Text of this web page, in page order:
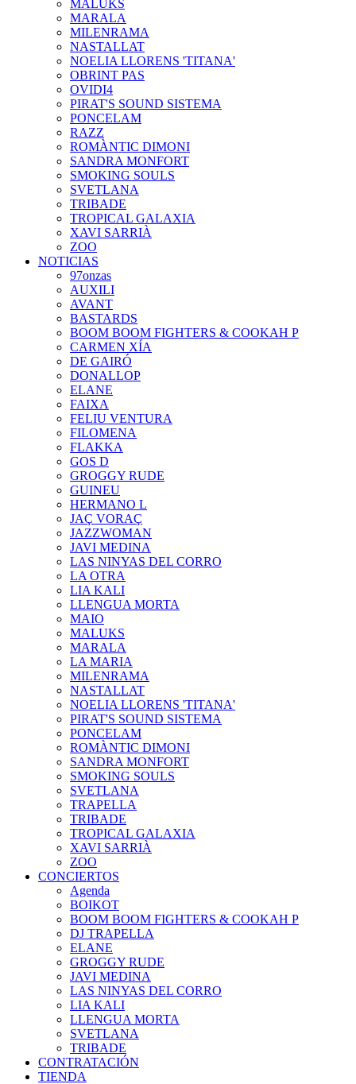
MALUKS
MARALA
MILENRAMA
NASTALLAT
NOELIA LLORENS 'TITANA'
OBRINT PAS
OVIDI4
PIRAT'S SOUND SISTEMA
PONCELAM
RAZZ
ROMÀNTIC DIMONI
SANDRA MONFORT
SMOKING SOULS
SVETLANA
TRIBADE
TROPICAL GALAXIA
XAVI SARRIÀ
ZOO
NOTICIAS
97onzas
AUXILI
AVANT
BASTARDS
BOOM BOOM FIGHTERS & COOKAH P
CARMEN XÍA
DE GAIRÓ
DONALLOP
ELANE
FAIXA
FELIU VENTURA
FILOMENA
FLAKKA
GOS D
GROGGY RUDE
GUINEU
HERMANO L
JAÇ VORAÇ
JAZZWOMAN
JAVI MEDINA
LAS NINYAS DEL CORRO
LA OTRA
LIA KALI
LLENGUA MORTA
MAIO
MALUKS
MARALA
LA MARIA
MILENRAMA
NASTALLAT
NOELIA LLORENS 'TITANA'
PIRAT'S SOUND SISTEMA
PONCELAM
ROMÀNTIC DIMONI
SANDRA MONFORT
SMOKING SOULS
SVETLANA
TRAPELLA
TRIBADE
TROPICAL GALAXIA
XAVI SARRIÀ
ZOO
CONCIERTOS
Agenda
BOIKOT
BOOM BOOM FIGHTERS & COOKAH P
DJ TRAPELLA
ELANE
GROGGY RUDE
JAVI MEDINA
LAS NINYAS DEL CORRO
LIA KALI
LLENGUA MORTA
SVETLANA
TRIBADE
CONTRATACIÓN
TIENDA